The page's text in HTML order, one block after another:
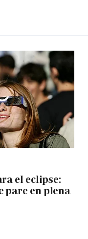
el eclipse:
pare en plena